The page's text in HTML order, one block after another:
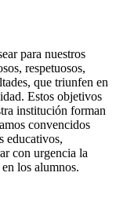
para nuestros
respetuosos,
que triunfen en
Estos objetivos
institución forman
convencidos
educativos,
con urgencia la
los alumnos.